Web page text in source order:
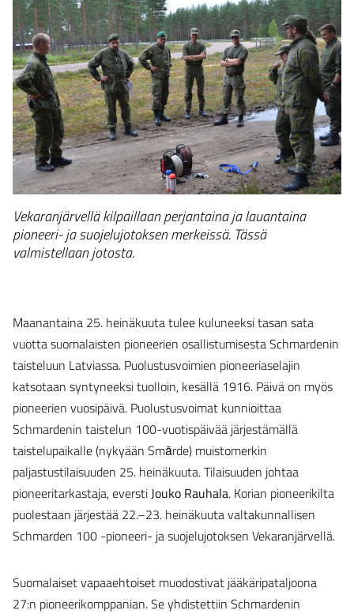
Vekaranjärvellä kilpaillaan perjantaina ja lauantaina
pioneeri- ja suojelujotoksen merkeissä. Tässä
valmistellaan jotosta.
Maanantaina 25. heinäkuuta tulee kuluneeksi tasan sata
vuotta suomalaisten pioneerien osallistumisesta Schmardenin
taisteluun Latviassa. Puolustusvoimien pioneeriaselajin
katsotaan syntyneeksi tuolloin, kesällä 1916. Päivä on myös
pioneerien vuosipäivä. Puolustusvoimat kunnioittaa
Schmardenin taistelun 100-vuotispäivää järjestämällä
taistelupaikalle (nykyään Smārde) muistomerkin
paljastustilaisuuden 25. heinäkuuta. Tilaisuuden johtaa
pioneeritarkastaja, eversti Jouko Rauhala. Korian pioneerikilta
puolestaan järjestää 22.–23. heinäkuuta valtakunnallisen
Schmarden 100 -pioneeri- ja suojelujotoksen Vekaranjärvellä.
Suomalaiset vapaaehtoiset muodostivat jääkäripataljoona
27:n pioneerikomppanian. Se yhdistettiin Schmardenin